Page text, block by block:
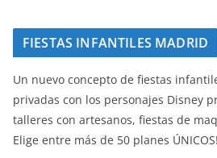
FIESTAS INFANTILES MADRID
Un nuevo concepto de fiestas
privadas con los personajes Disney
talleres con artesanos, fiestas de
Elige entre más de 50 planes ÚNICOS!